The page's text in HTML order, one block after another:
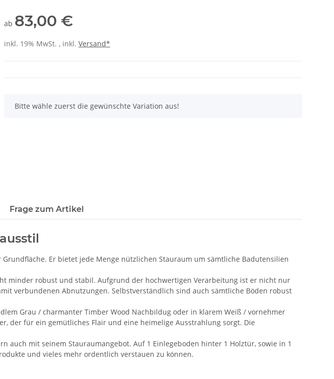
ab 83,00 €
inkl. 19% MwSt. , inkl. Versand*
x
Bitte wähle zuerst die gewünschte Variation aus!
Frage zum Artikel
Er bietet jede Menge nützlichen Stauraum um sämtliche Badutensilien
minder robust und stabil. Aufgrund der hochwertigen Verarbeitung ist er nicht nur
verbundenen Abnutzungen. Selbstverständlich sind auch sämtliche Böden robust
Grau / charmanter Timber Wood Nachbildug oder in klarem Weiß / vornehmer
der für ein gemütliches Flair und eine heimelige Ausstrahlung sorgt. Die
mit seinem Stauraumangebot. Auf 1 Einlegeboden hinter 1 Holztür, sowie in 1
und vieles mehr ordentlich verstauen zu können.